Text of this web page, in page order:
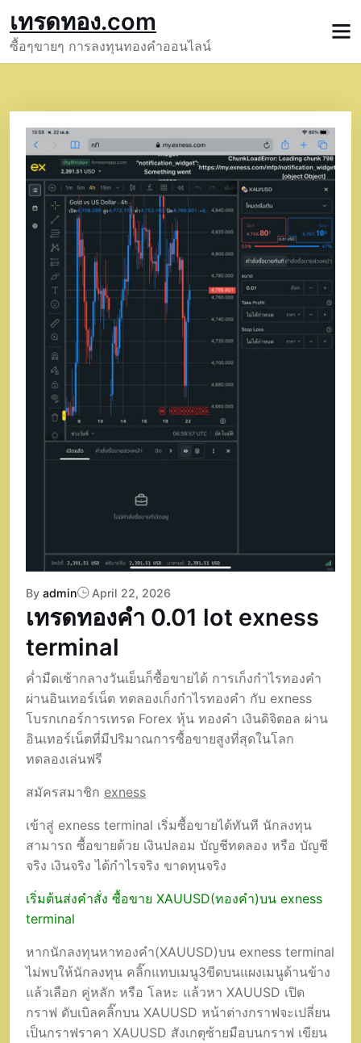
to
content
เทรดทอง.com
ซื้อๆขายๆ การลงทุนทองคำออนไลน์
By admin April 22, 2026
เทรดทองคำ 0.01 lot exness
terminal
ค่ำมืดเช้ากลางวันเย็นก็ซื้อขายได้ การเก็งกำไรทองคำ
ผ่านอินเทอร์เน็ต ทดลองเก็งกำไรทองคำ กับ exness
โบรกเกอร์การเทรด Forex หุ้น ทองคำ เงินดิจิตอล ผ่าน
อินเทอร์เน็ตที่มีปริมาณการซื้อขายสูงที่สุดในโลก
ทดลองเล่นฟรี
สมัครสมาชิก exness
เข้าสู่ exness terminal เริ่มซื้อขายได้ทันที นักลงทุน
สามารถ ซื้อขายด้วย เงินปลอม บัญชีทดลอง หรือ บัญชี
จริง เงินจริง ได้กำไรจริง ขาดทุนจริง
เริ่มต้นส่งคำสั่ง ซื้อขาย XAUUSD(ทองคำ)บน exness
terminal
หากนักลงทุนหาทองคำ(XAUUSD)บน exness terminal
ไม่พบให้นักลงทุน คลิ๊กแทบเมนู3ขีดบนแผงเมนูด้านข้าง
แล้วเลือก คู่หลัก หรือ โลหะ แล้วหา XAUUSD เปิด
กราฟ ดับเบิลคลิ๊กบน XAUUSD หน้าต่างกราฟจะเปลี่ยน
เป็นกราฟราคา XAUUSD สังเกตุซ้ายมือบนกราฟ เขียน